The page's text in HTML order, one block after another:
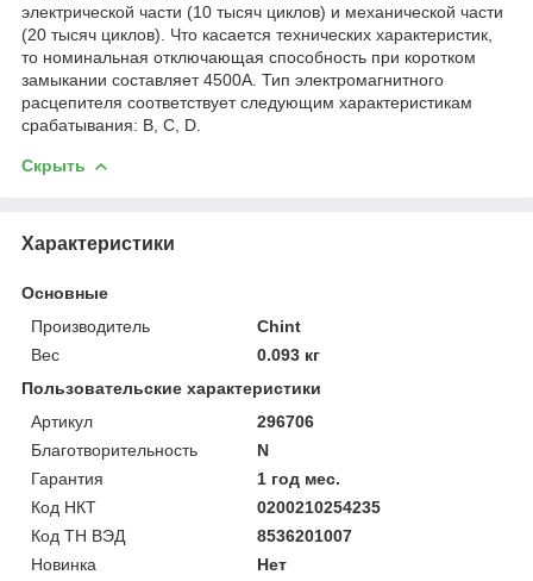
электрической части (10 тысяч циклов) и механической части
(20 тысяч циклов). Что касается технических характеристик,
то номинальная отключающая способность при коротком
замыкании составляет 4500А. Тип электромагнитного
расцепителя соответствует следующим характеристикам
срабатывания: B, C, D.
Скрыть
Характеристики
Основные
Производитель
Chint
Вес
0.093 кг
Пользовательские характеристики
Артикул
296706
Благотворительность
N
Гарантия
1 год мес.
Код НКТ
0200210254235
Код ТН ВЭД
8536201007
Новинка
Нет